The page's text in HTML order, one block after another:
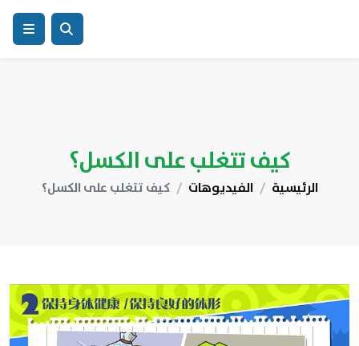
كيف تتغلب على الكسل؟
الرئيسية الفيديوهات كيف تتغلب على الكسل؟